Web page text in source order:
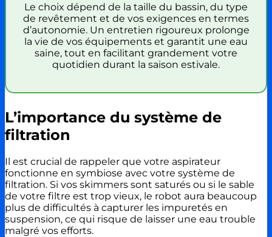
Le choix dépend de la taille du bassin, du type
de revêtement et de vos exigences en termes
d’autonomie. Un entretien rigoureux prolonge
la vie de vos équipements et garantit une eau
saine, tout en facilitant grandement votre
quotidien durant la saison estivale.
L’importance du système de
filtration
Il est crucial de rappeler que votre aspirateur
fonctionne en symbiose avec votre système de
filtration. Si vos skimmers sont saturés ou si le sable
de votre filtre est trop vieux, le robot aura beaucoup
plus de difficultés à capturer les impuretés en
suspension, ce qui risque de laisser une eau trouble
malgré vos efforts.